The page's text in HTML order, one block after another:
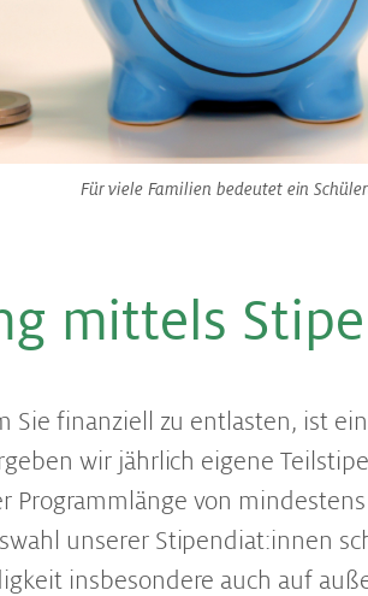
Für viele Familien bedeutet ein
mit­tels
Sie finanziell zu entlasten, ist
wir jährlich eigene
Programmlänge von
unserer Stipendiat:innen
insbesondere auch auf